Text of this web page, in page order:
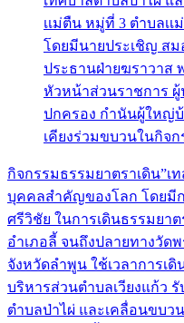
กิจกรรมธรรมยาตราเดิน”เ
บุคคลสำคัญของโลก โดยมี
ศรีวิชัย ในการเดินธรรมยา
อำเภอลี้ จนถึงปลายทางวั
จังหวัดลำพูน ใช้เวลาการเ
บริหารส่วนตำบลเวียงแก้ว
ตำบลป่าไผ่ และเคลื่อนขบว